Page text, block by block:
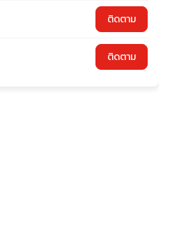
ติดตาม
ติดตาม